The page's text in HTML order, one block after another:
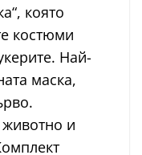
която
костюми
Най-
маска,
и